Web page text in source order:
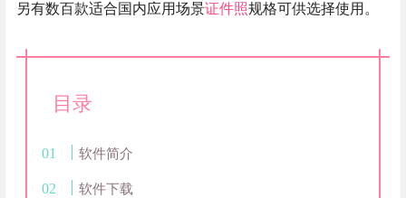
另有数百款适合国内应用场景证件照规格可供选择使用。
目录
软件简介
软件下载